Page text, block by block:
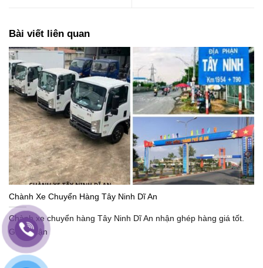
Bài viết liên quan
Chành Xe Chuyển Hàng Tây Ninh Dĩ An
Chành xe chuyển hàng Tây Ninh Dĩ An nhận ghép hàng giá tốt.
Giao nhận